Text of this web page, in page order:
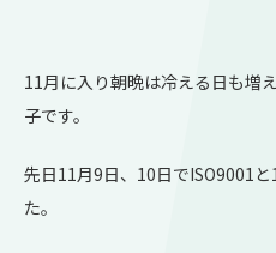
11月に入り朝晩は冷える日も増
子です。
先日11月9日、10日でISO9001
た。